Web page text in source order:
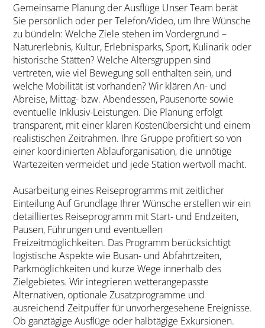
Gemeinsame Planung der Ausflüge Unser Team berät
Sie persönlich oder per Telefon/Video, um Ihre Wünsche
zu bündeln: Welche Ziele stehen im Vordergrund –
Naturerlebnis, Kultur, Erlebnisparks, Sport, Kulinarik oder
historische Stätten? Welche Altersgruppen sind
vertreten, wie viel Bewegung soll enthalten sein, und
welche Mobilität ist vorhanden? Wir klären An- und
Abreise, Mittag- bzw. Abendessen, Pausenorte sowie
eventuelle Inklusiv-Leistungen. Die Planung erfolgt
transparent, mit einer klaren Kostenübersicht und einem
realistischen Zeitrahmen. Ihre Gruppe profitiert so von
einer koordinierten Ablauforganisation, die unnötige
Wartezeiten vermeidet und jede Station wertvoll macht.
Ausarbeitung eines Reiseprogramms mit zeitlicher
Einteilung Auf Grundlage Ihrer Wünsche erstellen wir ein
detailliertes Reiseprogramm mit Start- und Endzeiten,
Pausen, Führungen und eventuellen
Freizeitmöglichkeiten. Das Programm berücksichtigt
logistische Aspekte wie Busan- und Abfahrtzeiten,
Parkmöglichkeiten und kurze Wege innerhalb des
Zielgebietes. Wir integrieren wetterangepasste
Alternativen, optionale Zusatzprogramme und
ausreichend Zeitpuffer für unvorhergesehene Ereignisse.
Ob ganztägige Ausflüge oder halbtägige Exkursionen.